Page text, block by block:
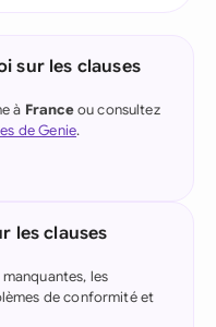
sur les clauses
à Franceou consultez
de Genie.
les clauses
les
de conformité et